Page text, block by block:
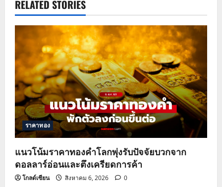
a
v
i
g
a
t
i
o
n
RELATED STORIES
ราคาทอง
แนวโน้มราคาทองคำโลกพุ่งรับปัจจัยบวกจาก
ดอลลาร์อ่อนและตึงเครียดการค้า
โกลด์เซียน สิงหาคม 6, 2026 0